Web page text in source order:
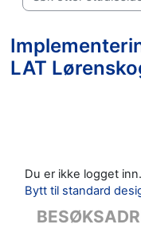
LAT
Du er ikke logget
Bytt til standard